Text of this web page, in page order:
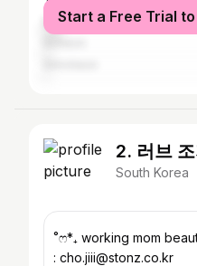
Moscow
Start a Free Trial
2. 러브
South Korea
˚ෆ*₊ working mom beauty creator ˚ෆ*₊ - contact💌
: cho.jiii@stonz.co.kr